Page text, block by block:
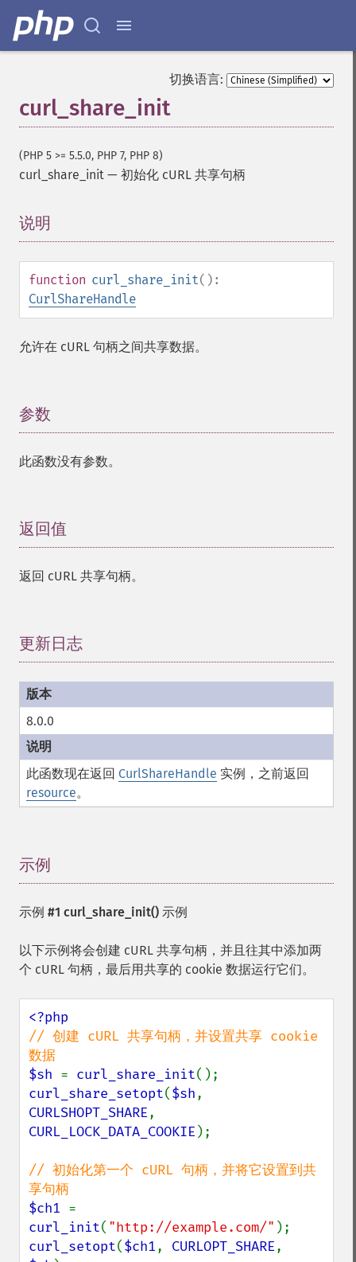
切换语言:
curl_share_init
(PHP 5 >= 5.5.0, PHP 7, PHP 8)
curl_share_init — 初始化 cURL 共享句柄
说明
function curl_share_init():
CurlShareHandle
允许在 cURL 句柄之间共享数据。
参数
此函数没有参数。
返回值
返回 cURL 共享句柄。
更新日志
8.0.0
此函数现在返回 CurlShareHandle 实例，之前返回
resource。
示例
示例 #1 curl_share_init() 示例
以下示例将会创建 cURL 共享句柄，并且往其中添加两
个 cURL 句柄，最后用共享的 cookie 数据运行它们。
// 创建 cURL 共享句柄，并设置共享 cookie
$sh = curl_share_init
curl_share_setopt($sh
CURLSHOPT_SHARE
CURL_LOCK_DATA_COOKIE );
// 初始化第一个 cURL 句柄，并将它设置到共
$ch1
curl_init( "http://example.com/"
curl_setopt($ch1, CURLOPT_SHARE